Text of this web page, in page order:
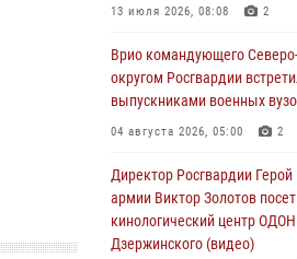
07 августа 2026, 15:28
В Башкортостане при
спецназа Росгвардии
противоправная
пропагандой терроризма
В Югре при содействии
пресечено более 180
миграционного
13 июля 2026, 08:08 2
Врио командующего
округом Росгвардии
выпускниками военных
04 августа 2026, 05:00 2
Директор Росгвардии Герой
армии Виктор Золотов
кинологический центр
Дзержинского (видео)